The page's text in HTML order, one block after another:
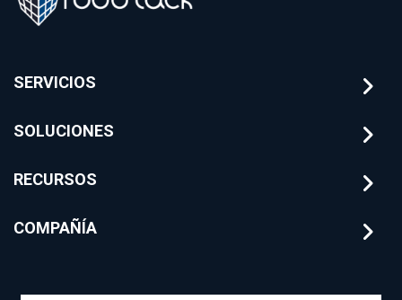
SERVICIOS
SOLUCIONES
RECURSOS
COMPAÑÍA